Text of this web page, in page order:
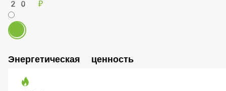
20 ₽
Энергетическая ценность